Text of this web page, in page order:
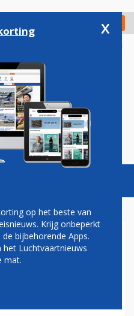
Check in
Vacatures
LAATSTE
EN AIR
x
op het beste van
Krijg onbeperkt
bijbehorende Apps.
het Luchtvaartnieuws
mat.